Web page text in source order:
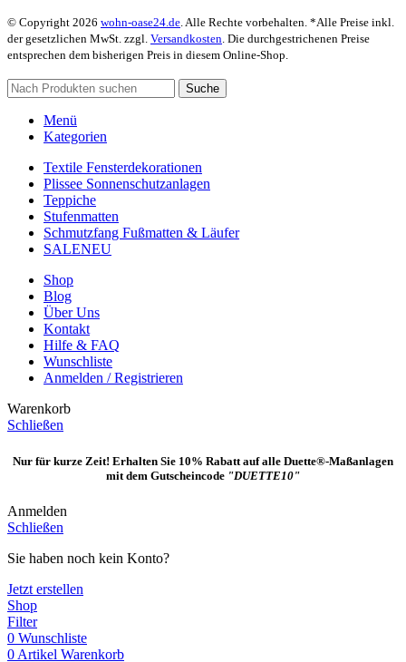
© Copyright 2026 wohn-oase24.de. Alle Rechte vorbehalten. *Alle Preise inkl.
der gesetzlichen MwSt. zzgl. Versandkosten. Die durchgestrichenen Preise
entsprechen dem bisherigen Preis in diesem Online-Shop.
Suche
Menü
Kategorien
Textile Fensterdekorationen
Plissee Sonnenschutzanlagen
Teppiche
Stufenmatten
Schmutzfang Fußmatten & Läufer
SALENEU
Shop
Blog
Über Uns
Kontakt
Hilfe & FAQ
Wunschliste
Anmelden / Registrieren
Warenkorb
Schließen
Nur für kurze Zeit! Erhalten Sie 10% Rabatt auf alle Duette®-Maßanlagen
mit dem Gutscheincode "DUETTE10"
Anmelden
Schließen
Sie haben noch kein Konto?
Jetzt erstellen
Shop
Filter
0 Wunschliste
0 Artikel Warenkorb